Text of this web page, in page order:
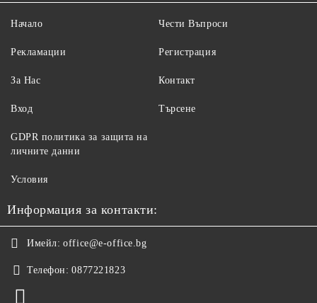
Начало
Рекламации
За Нас
Вход
Чести Въпроси
Регистрация
Контакт
Търсене
GDPR политика за защита на
личните данни
Условия
Информация за контакти:
Имейл: office@e-office.bg
Телефон: 0877221823